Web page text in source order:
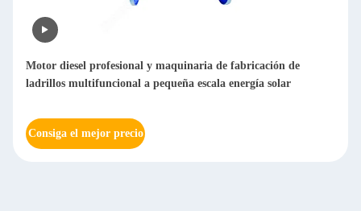
Motor diesel profesional y maquinaria de fabricación de
ladrillos multifuncional a pequeña escala energía solar
Consiga el mejor precio